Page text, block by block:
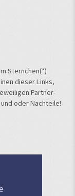
Sternchen(*)
dieser Links,
Partner-
oder Nachteile!